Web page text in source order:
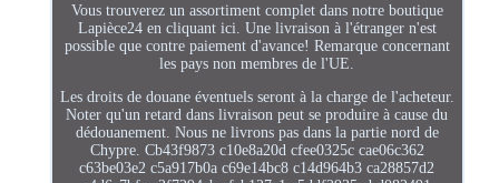
Vous trouverez un assortiment complet dans notre boutique
Lapièce24 en cliquant ici. Une livraison à l'étranger n'est
possible que contre paiement d'avance! Remarque concernant
les pays non membres de l'UE.
Les droits de douane éventuels seront à la charge de l'acheteur.
Noter qu'un retard dans livraison peut se produire à cause du
dédouanement. Nous ne livrons pas dans la partie nord de
Chypre. Cb43f9873 c10e8a20d cfee0325c cae06c362
c63be03e2 c5a917b0a c69e14bc8 c14d964b3 ca28857d2